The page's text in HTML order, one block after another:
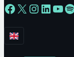
Facebook
X